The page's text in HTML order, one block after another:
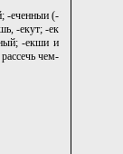
-еченныи (-
-екут; -ек
-екши и
чем-